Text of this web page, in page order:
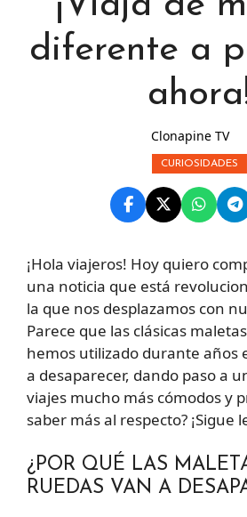
diferente a
Clonapine TV
CURIOSIDADES
¡Hola viajeros! Hoy quiero
una noticia que está
la que nos desplazamos con
Parece que las clásicas
hemos utilizado durante años
a desaparecer, dando paso a
viajes mucho más cómodos y
saber más al respecto? ¡Sigue
¿POR QUÉ LAS
RUEDAS VAN A